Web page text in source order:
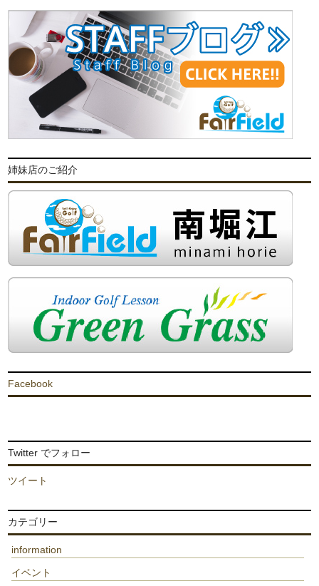
姉妹店のご紹介
Facebook
Twitter でフォロー
ツイート
カテゴリー
information
イベント